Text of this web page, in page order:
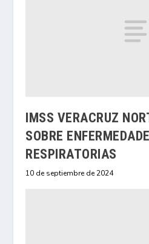
IMSS VERACRUZ
SOBRE
RESPIRATORIAS
10 de septiembre de 2024